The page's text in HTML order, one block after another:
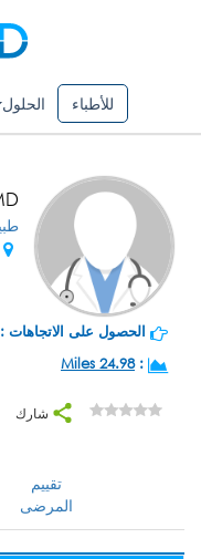
للأطباء الحلول
الحصول على الاتجاهات :
:
24.98 Miles
شارك
تقييم
المرضى